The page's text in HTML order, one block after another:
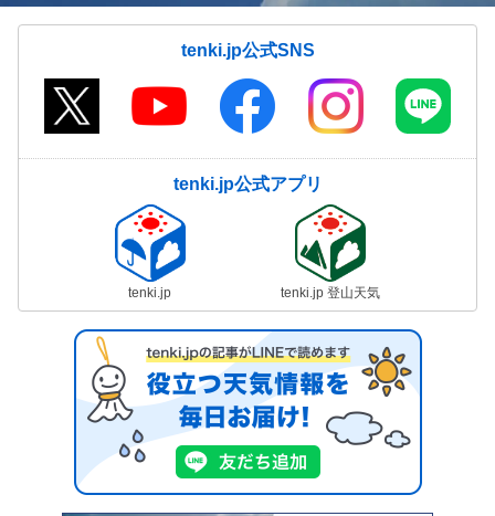
tenki.jp公式SNS
tenki.jp公式アプリ
tenki.jp tenki.jp 登山天気